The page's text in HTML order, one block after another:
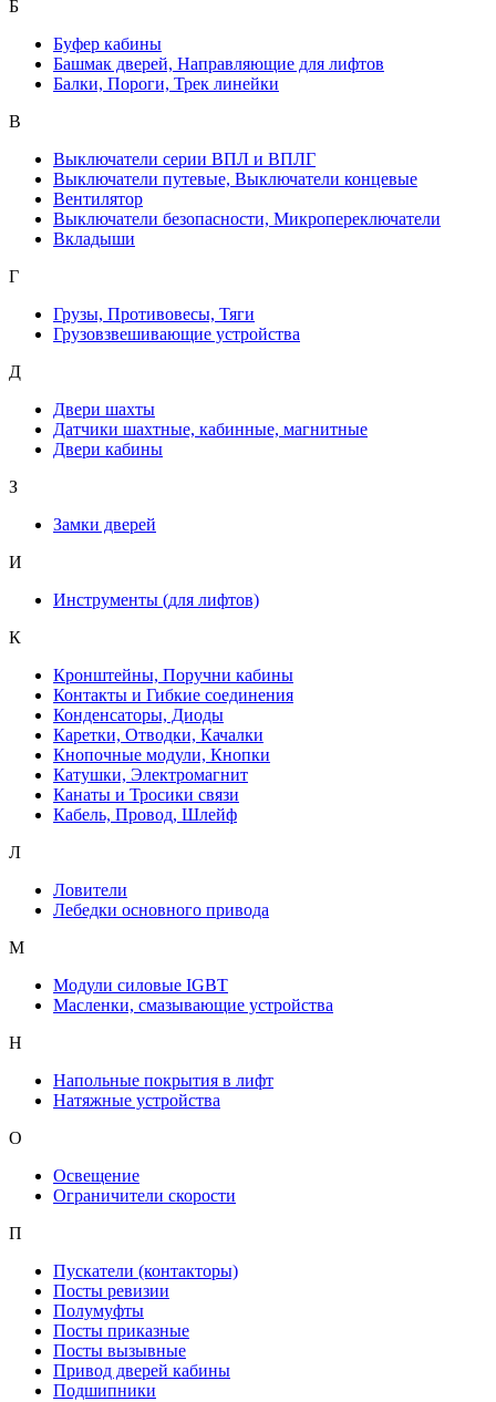
Б
Буфер кабины
Башмак дверей, Направляющие для лифтов
Балки, Пороги, Трек линейки
В
Выключатели серии ВПЛ и ВПЛГ
Выключатели путевые, Выключатели концевые
Вентилятор
Выключатели безопасности, Микропереключатели
Вкладыши
Г
Грузы, Противовесы, Тяги
Грузовзвешивающие устройства
Д
Двери шахты
Датчики шахтные, кабинные, магнитные
Двери кабины
З
Замки дверей
И
Инструменты (для лифтов)
К
Кронштейны, Поручни кабины
Контакты и Гибкие соединения
Конденсаторы, Диоды
Каретки, Отводки, Качалки
Кнопочные модули, Кнопки
Катушки, Электромагнит
Канаты и Тросики связи
Кабель, Провод, Шлейф
Л
Ловители
Лебедки основного привода
М
Модули силовые IGBT
Масленки, смазывающие устройства
Н
Напольные покрытия в лифт
Натяжные устройства
О
Освещение
Ограничители скорости
П
Пускатели (контакторы)
Посты ревизии
Полумуфты
Посты приказные
Посты вызывные
Привод дверей кабины
Подшипники